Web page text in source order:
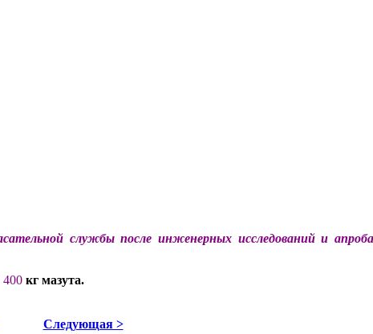
службы после инженерных исследований и
400 кг мазута.
Следующая >